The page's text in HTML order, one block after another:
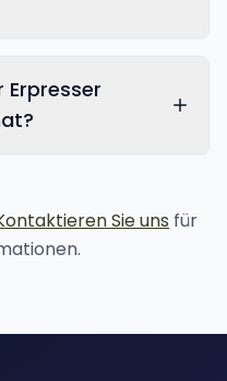
Sie uns für